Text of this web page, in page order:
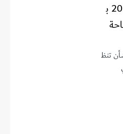
قانون رقم (6) لسنة 2017 ب
(6) لسنة 2017 بشأن تنظ